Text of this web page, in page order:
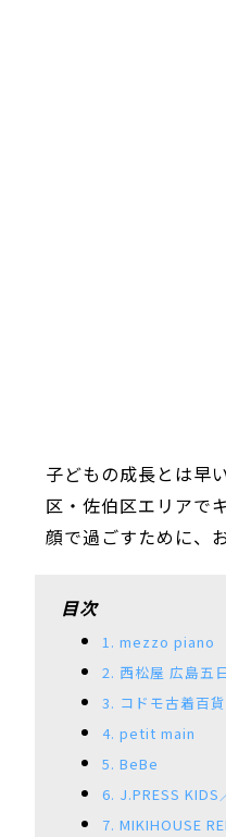
子どもの成長とは早
区・佐伯区エリアで
顔で過ごすために、
目次
1. mezzo piano
2. 西松屋 広島五
3. コドモ古着百
4. petit main
5. BeBe
6. J.PRESS KIDS
7. MIKIHOUSE